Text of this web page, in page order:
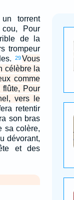
torrent
Pour
de la
trompeur
29 Vous
célèbre la
comme
Pour
vers le
retentir
son bras
sa colère,
dévorant,
et des